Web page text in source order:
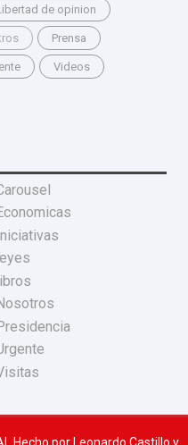
de opinion
Prensa
Videos
leyes